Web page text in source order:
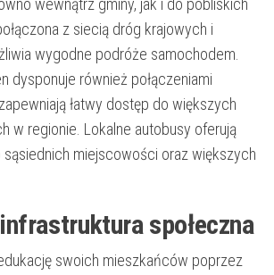
wewnątrz gminy, jak i do pobliskich
z siecią dróg krajowych i
wygodne podróże samochodem.
dysponuje również połączeniami
łatwy dostęp do większych
w regionie. Lokalne autobusy oferują
sąsiednich miejscowości oraz większych
społeczna
swoich mieszkańców poprzez